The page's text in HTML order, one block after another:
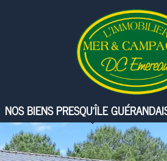
NOS BIENS PRESQU’ÎLE